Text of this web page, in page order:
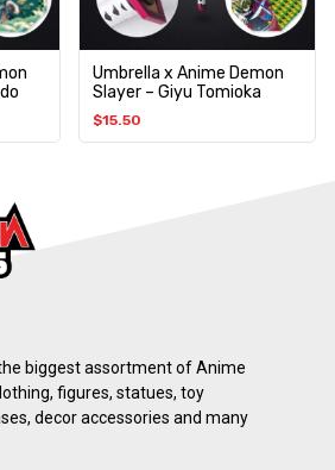
Umbrella x Anime Demon
Slayer – Giyu Tomioka
$15.50
biggest assortment of Anime
figures, statues, toy
decor accessories and many